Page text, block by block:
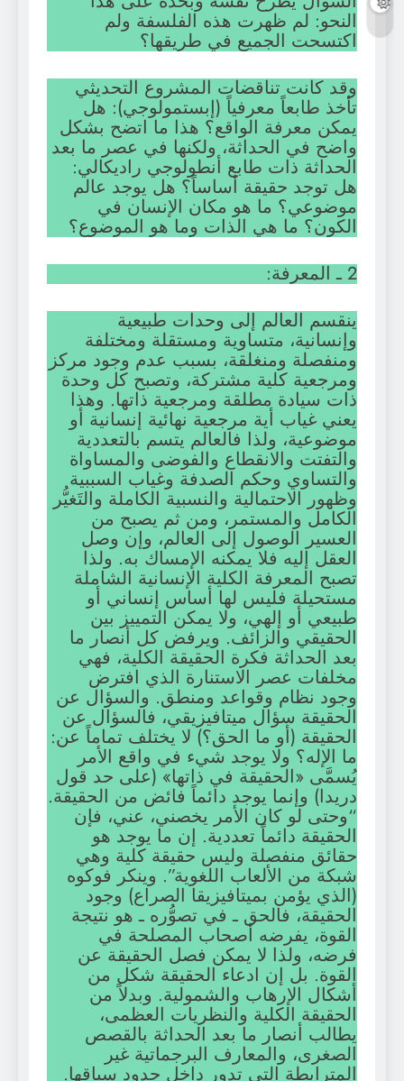
النحو: لم ظهرت هذه الفلسفة ولم
اكتسحت الجميع في طريقها؟
وقد كانت تناقضات المشروع التحديثي
تأخذ طابعاً معرفياً (إبستمولوجي): هل
يمكن معرفة الواقع؟ هذا ما اتضح بشكل
واضح في الحداثة، ولكنها في عصر ما بعد
الحداثة ذات طابع أنطولوجي راديكالي:
هل توجد حقيقة أساساً؟ هل يوجد عالم
موضوعي؟ ما هو مكان الإنسان في
الكون؟ ما هي الذات وما هو الموضوع؟
2 ـ المعرفة:
ينقسم العالم إلى وحدات طبيعية
وإنسانية، متساوية ومستقلة ومختلفة
ومنفصلة ومنغلقة، بسبب عدم وجود مركز
ومرجعية كلية مشتركة، وتصبح كل وحدة
ذات سيادة مطلقة ومرجعية ذاتها. وهذا
يعني غياب أية مرجعية نهائية إنسانية أو
موضوعية، ولذا فالعالم يتسم بالتعددية
والتفتت والانقطاع والفوضى والمساواة
والتساوي وحكم الصدفة وغياب السببية
وظهور الاحتمالية والنسبية الكاملة والتَغيُّر
الكامل والمستمر، ومن ثم يصبح من
العسير الوصول إلى العالم، وإن وصل
العقل إليه فلا يمكنه الإمساك به. ولذا
تصبح المعرفة الكلية الإنسانية الشاملة
مستحيلة فليس لها أساس إنساني أو
طبيعي أو إلهي، ولا يمكن التمييز بين
الحقيقي والزائف. ويرفض كل أنصار ما
بعد الحداثة فكرة الحقيقة الكلية، فهي
مخلفات عصر الاستنارة الذي افترض
وجود نظام وقواعد ومنطق. والسؤال عن
الحقيقة سؤال ميتافيزيقي، فالسؤال عن
الحقيقة (أو ما الحق؟) لا يختلف تماماً عن:
ما الإله؟ ولا يوجد شيء في واقع الأمر
يُسمَّى «الحقيقة في ذاتها» (على حد قول
دريدا) وإنما يوجد دائماً فائض من الحقيقة.
“وحتى لو كان الأمر يخصني، عني، فإن
الحقيقة دائماً تعددية. إن ما يوجد هو
حقائق منفصلة وليس حقيقة كلية وهي
شبكة من الألعاب اللغوية”. وينكر فوكوه
(الذي يؤمن بميتافيزيقا الصراع) وجود
الحقيقة، فالحق ـ في تصوُّره ـ هو نتيجة
القوة، يفرضه أصحاب المصلحة في
فرضه، ولذا لا يمكن فصل الحقيقة عن
القوة. بل إن ادعاء الحقيقة شكل من
أشكال الإرهاب والشمولية. وبدلاً من
الحقيقة الكلية والنظريات العظمى،
يطالب أنصار ما بعد الحداثة بالقصص
الصغرى، والمعارف البرجماتية غير
المترابطة التي تدور داخل حدود سياقها.